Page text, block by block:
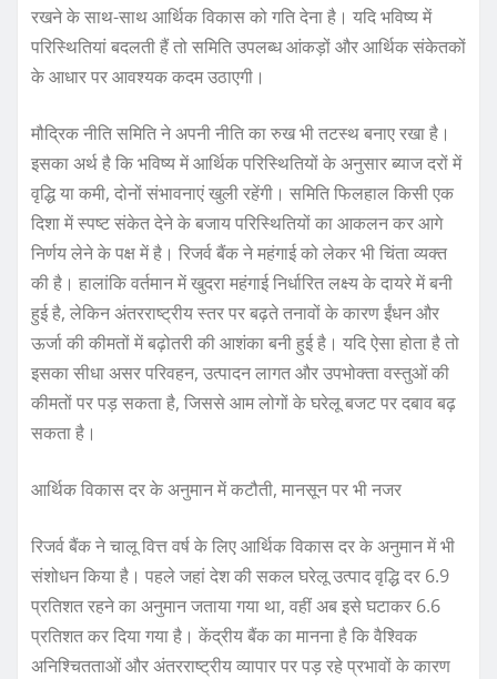
रखने के साथ-साथ आर्थिक विकास को गति देना है। यदि भविष्य में
परिस्थितियां बदलती हैं तो समिति उपलब्ध आंकड़ों और आर्थिक संकेतकों
के आधार पर आवश्यक कदम उठाएगी।
मौद्रिक नीति समिति ने अपनी नीति का रुख भी तटस्थ बनाए रखा है।
इसका अर्थ है कि भविष्य में आर्थिक परिस्थितियों के अनुसार ब्याज दरों में
वृद्धि या कमी, दोनों संभावनाएं खुली रहेंगी। समिति फिलहाल किसी एक
दिशा में स्पष्ट संकेत देने के बजाय परिस्थितियों का आकलन कर आगे
निर्णय लेने के पक्ष में है। रिजर्व बैंक ने महंगाई को लेकर भी चिंता व्यक्त
की है। हालांकि वर्तमान में खुदरा महंगाई निर्धारित लक्ष्य के दायरे में बनी
हुई है, लेकिन अंतरराष्ट्रीय स्तर पर बढ़ते तनावों के कारण ईंधन और
ऊर्जा की कीमतों में बढ़ोतरी की आशंका बनी हुई है। यदि ऐसा होता है तो
इसका सीधा असर परिवहन, उत्पादन लागत और उपभोक्ता वस्तुओं की
कीमतों पर पड़ सकता है, जिससे आम लोगों के घरेलू बजट पर दबाव बढ़
सकता है।
आर्थिक विकास दर के अनुमान में कटौती, मानसून पर भी नजर
रिजर्व बैंक ने चालू वित्त वर्ष के लिए आर्थिक विकास दर के अनुमान में भी
संशोधन किया है। पहले जहां देश की सकल घरेलू उत्पाद वृद्धि दर 6.9
प्रतिशत रहने का अनुमान जताया गया था, वहीं अब इसे घटाकर 6.6
प्रतिशत कर दिया गया है। केंद्रीय बैंक का मानना है कि वैश्विक
अनिश्चितताओं और अंतरराष्ट्रीय व्यापार पर पड़ रहे प्रभावों के कारण